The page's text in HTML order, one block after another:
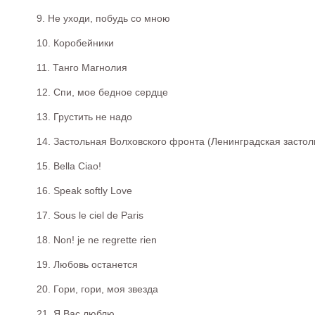
9. Не уходи, побудь со мною
10. Коробейники
11. Танго Магнолия
12. Спи, мое бедное сердце
13. Грустить не надо
14. Застольная Волховского фронта (Ленинградская
15. Bella Ciao!
16. Speak softly Love
17. Sous le ciel de Paris
18. Non! je ne regrette rien
19. Любовь останется
20. Гори, гори, моя звезда